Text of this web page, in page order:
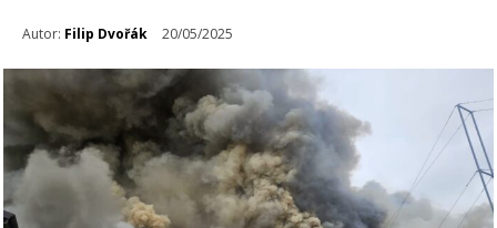
Autor: Filip Dvořák 20/05/2025